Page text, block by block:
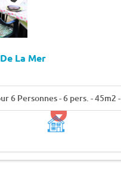
La Mer